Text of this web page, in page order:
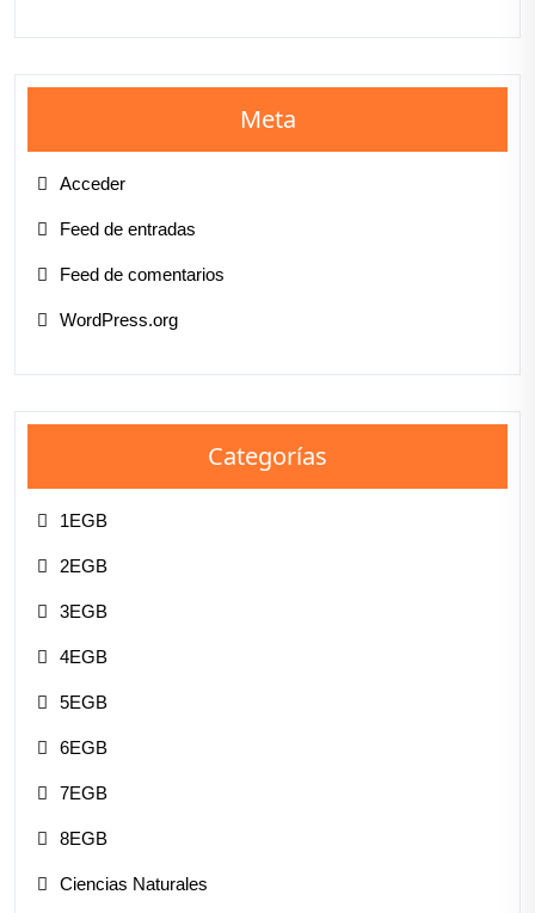
Meta
Acceder
Feed de entradas
Feed de comentarios
WordPress.org
Categorías
1EGB
2EGB
3EGB
4EGB
5EGB
6EGB
7EGB
8EGB
Ciencias Naturales